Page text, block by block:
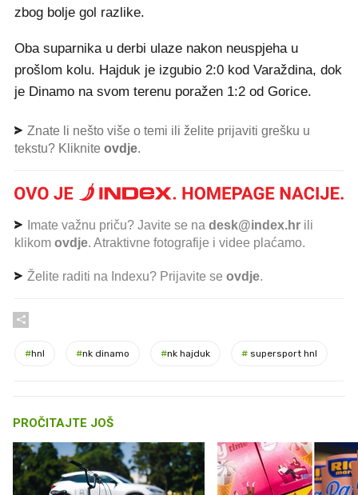
zbog bolje gol razlike.
Oba suparnika u derbi ulaze nakon neuspjeha u
prošlom kolu. Hajduk je izgubio 2:0 kod Varaždina, dok
je Dinamo na svom terenu poražen 1:2 od Gorice.
Znate li nešto više o temi ili želite prijaviti grešku u
tekstu? Kliknite ovdje.
Imate važnu priču? Javite se na desk@index.hr ili
klikom ovdje. Atraktivne fotografije i videe plaćamo.
Želite raditi na Indexu? Prijavite se ovdje.
#hnl #nk dinamo #nk hajduk # supersport hnl
PROČITAJTE JOŠ